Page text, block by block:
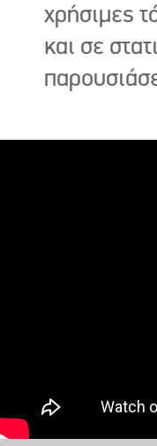
χρήσιμες
και σε